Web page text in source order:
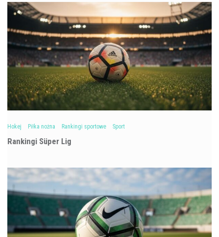
Hokej Piłka nożna Rankingi sportowe Sport
Rankingi Süper Lig